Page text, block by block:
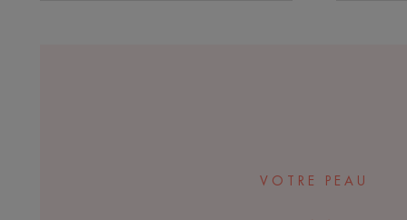
VOTRE PEAU